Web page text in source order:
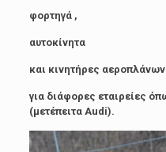
φορτηγά ,
αυτοκίνητα
και κινητήρες αεροπλάνων
για διάφορες εταιρείες
(µετέπειτα Audi).